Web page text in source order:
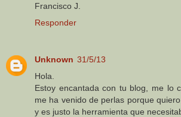
Francisco J.
Responder
Unknown 31/5/13
Hola.
Estoy encantada con tu blog, me lo
me ha venido de perlas porque
y es justo la herramienta que